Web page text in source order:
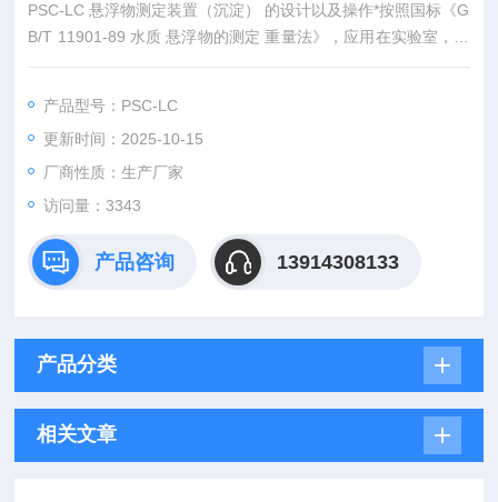
PSC-LC 悬浮物测定装置（沉淀） 的设计以及操作*按照国标《G
B/T 11901-89 水质 悬浮物的测定 重量法》，应用在实验室，包
括食品、药品、饮品以及饮用水工业环境保护领域中的悬浮固形
产品型号：PSC-LC
更新时间：2025-10-15
厂商性质：生产厂家
访问量：3343
产品咨询 13914308133
产品分类
相关文章